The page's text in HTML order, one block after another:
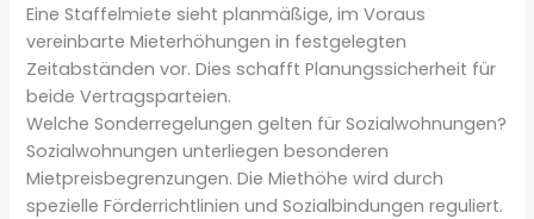
Eine Staffelmiete sieht planmäßige, im Voraus
vereinbarte Mieterhöhungen in festgelegten
Zeitabständen vor. Dies schafft Planungssicherheit für
beide Vertragsparteien.
Welche Sonderregelungen gelten für Sozialwohnungen?
Sozialwohnungen unterliegen besonderen
Mietpreisbegrenzungen. Die Miethöhe wird durch
spezielle Förderrichtlinien und Sozialbindungen reguliert.